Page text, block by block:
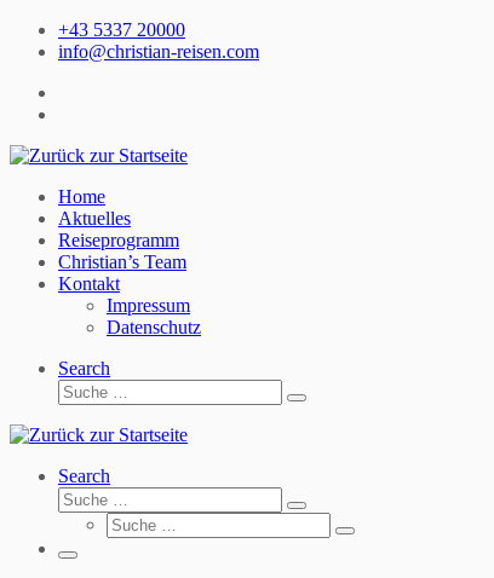
Zum
Inhalt
+43 5337 20000
info@christian-reisen.com
Home
Aktuelles
Reiseprogramm
Christian’s Team
Kontakt
Impressum
Datenschutz
Search
Suche
Suche
Search
Suche
Suche
Suche
Suche
Menü